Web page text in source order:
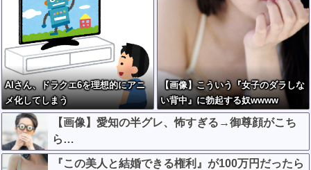
AIさん、ドラクエ6を理想的にアニ
メ化してしまう
【画像】こういう『女子のダラしな
い背中』に勃起する奴wwww
【画像】愛知の半グレ、怖すぎる→御尊顔がこち
ら…
『この美人と結婚できる権利』が100万円だったら